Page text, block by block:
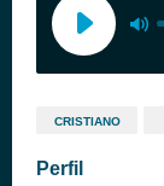
CRISTIANO
Perfil